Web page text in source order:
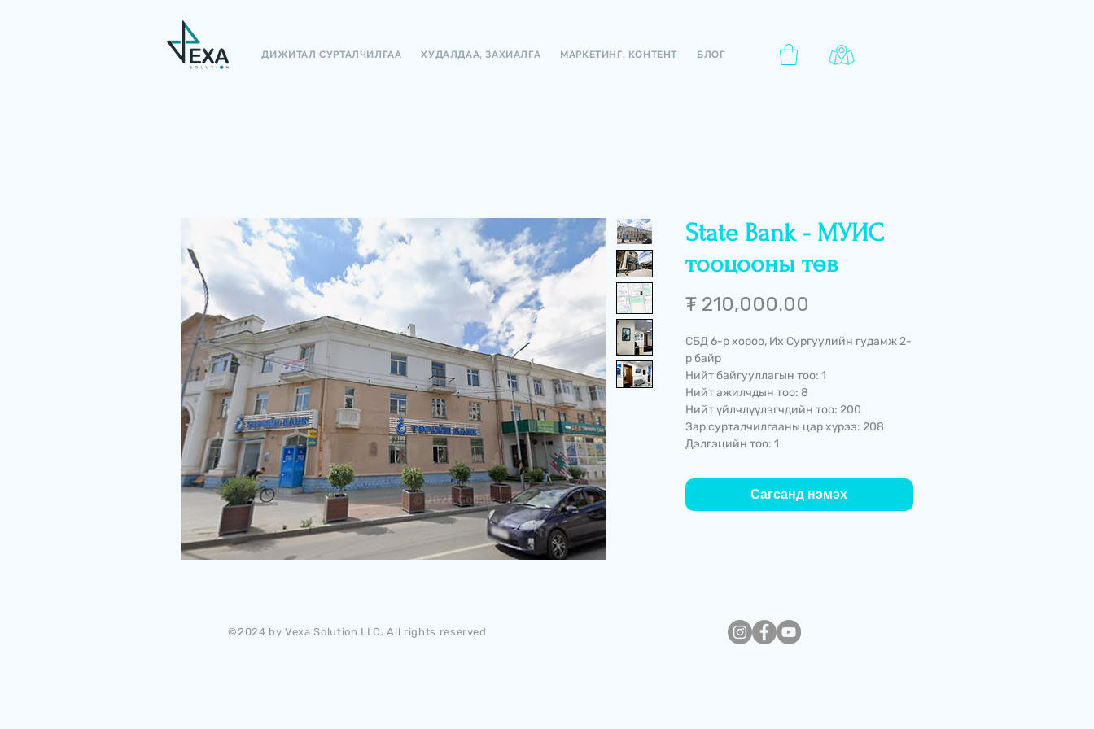
ДИЖИТАЛ СУРТАЛЧИЛГАА ХУДАЛДАА, ЗАХИАЛГА МАРКЕТИНГ, КОНТЕНТ БЛОГ
State Bank - МУИС
тооцооны төв
₮ 210,000.00
СБД 6-р хороо, Их Сургуулийн гудамж 2-
р байр
Нийт байгууллагын тоо: 1
Нийт ажилчдын тоо: 8
Нийт үйлчлүүлэгчдийн тоо: 200
Зар сурталчилгааны цар хүрээ: 208
Дэлгэцийн тоо: 1
Сагсанд нэмэх
©2024 by Vexa Solution LLC. All rights reserved